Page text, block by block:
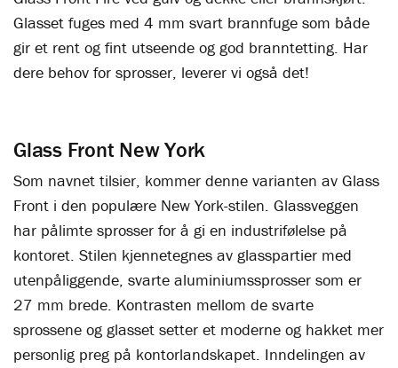
Glasset fuges med 4 mm svart brannfuge som både
gir et rent og fint utseende og god branntetting. Har
dere behov for sprosser, leverer vi også det!
Glass Front New York
Som navnet tilsier, kommer denne varianten av Glass
Front i den populære New York-stilen. Glassveggen
har pålimte sprosser for å gi en industrifølelse på
kontoret. Stilen kjennetegnes av glasspartier med
utenpåliggende, svarte aluminiumssprosser som er
27 mm brede. Kontrasten mellom de svarte
sprossene og glasset setter et moderne og hakket mer
personlig preg på kontorlandskapet. Inndelingen av